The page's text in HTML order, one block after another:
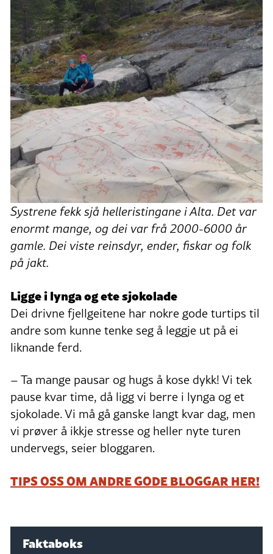
Systrene fekk sjå helleristingane i Alta. Det var
enormt mange, og dei var frå 2000-6000 år
gamle. Dei viste reinsdyr, ender, fiskar og folk
på jakt.
Ligge i lynga og ete sjokolade
Dei drivne fjellgeitene har nokre gode turtips til
andre som kunne tenke seg å leggje ut på ei
liknande ferd.
– Ta mange pausar og hugs å kose dykk! Vi tek
pause kvar time, då ligg vi berre i lynga og et
sjokolade. Vi må gå ganske langt kvar dag, men
vi prøver å ikkje stresse og heller nyte turen
undervegs, seier bloggaren.
TIPS OSS OM ANDRE GODE BLOGGAR HER!
Faktaboks